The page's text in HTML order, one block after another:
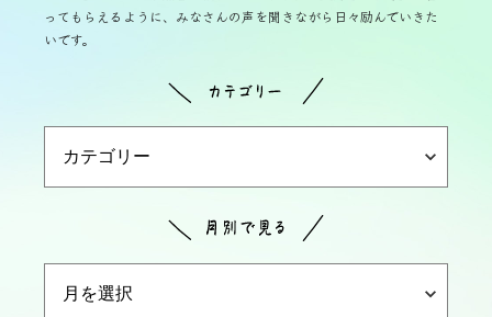
ってもらえるように、みなさんの声を聞きながら日々励んでいきた
いです。